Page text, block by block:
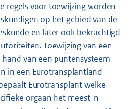
regels voor toewijzing worden
op het gebied van de
en later ook bekrachtigd
Toewijzing van een
van een puntensysteem.
in een Eurotransplantland
Eurotransplant welke
orgaan het meest in